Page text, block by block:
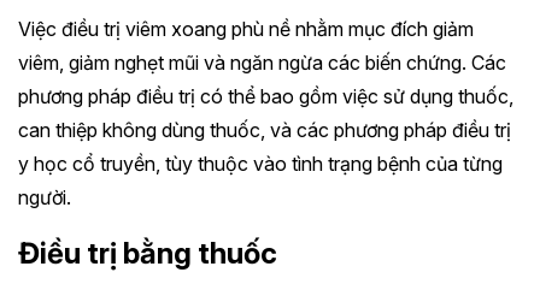
Việc điều trị viêm xoang phù nề nhằm mục đích giảm
viêm, giảm nghẹt mũi và ngăn ngừa các biến chứng. Các
phương pháp điều trị có thể bao gồm việc sử dụng thuốc,
can thiệp không dùng thuốc, và các phương pháp điều trị
y học cổ truyền, tùy thuộc vào tình trạng bệnh của từng
người.
Điều trị bằng thuốc